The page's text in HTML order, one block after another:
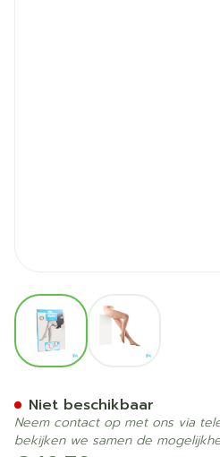
View larger image
Niet beschikbaar
Neem contact op met ons via
bekijken we samen de